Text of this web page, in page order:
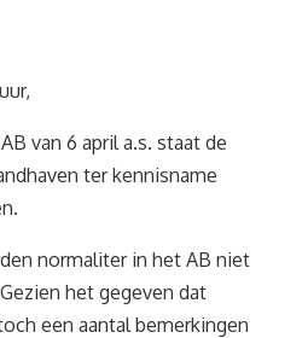
van 6 april a.s. staat de
ter kennisname
normaliter in het AB niet
het gegeven dat
een aantal bemerkingen